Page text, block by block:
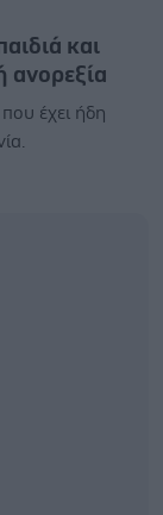
και
ανορεξία
έχει ήδη